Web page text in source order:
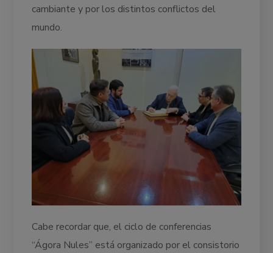
cambiante y por los distintos conflictos del
mundo.
Cabe recordar que, el ciclo de conferencias
“Ágora Nules” está organizado por el consistorio